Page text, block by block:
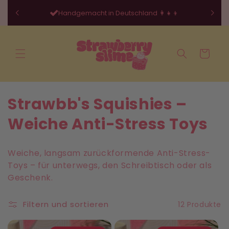
zum
Handgemacht in Deutschland 👩‍👧‍👦
Warenkorb
K
a
e
g
o
r
Strawbb's Squishies –
Weiche Anti-Stress Toys
Weiche, langsam zurückformende Anti-Stress-
Toys – für unterwegs, den Schreibtisch oder als
Geschenk.
Filtern und sortieren 12 Produkte